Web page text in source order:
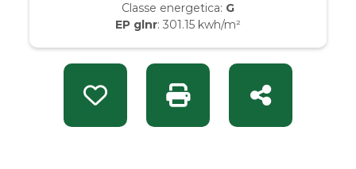
Classe energetica: G
EP glnr: 301.15 kwh/m²
Preferiti: Rif. BT 330Stampa: Rif. BT 330
Condividi
Da € 100.000 a € 200.000
Da € 200.000 a € 400.000